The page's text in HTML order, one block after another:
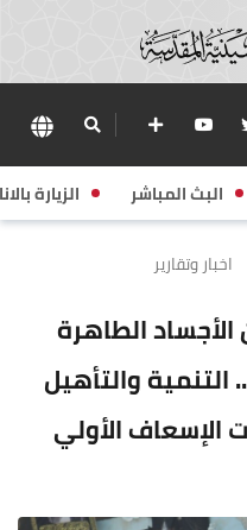
البث المباشر الزيارة
اخبار وتقارير
الطاهرة
مسعفا... التنمية والتأهيل
الإسعاف الأولي